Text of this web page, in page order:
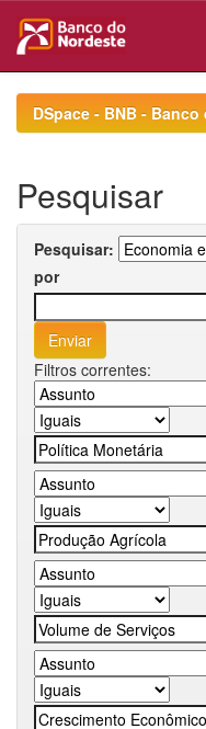
navigationDSpace - BNB -
Pesquisar
Pesquisar:
por
Filtros correntes: